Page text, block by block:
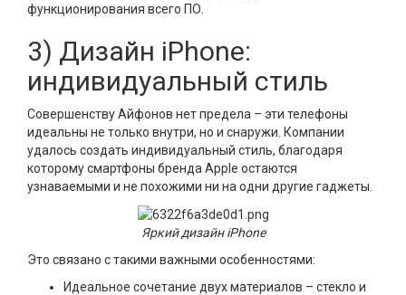
функционирования всего ПО.
3) Дизайн iPhone:
индивидуальный стиль
Совершенству Айфонов нет предела – эти телефоны
идеальны не только внутри, но и снаружи. Компании
удалось создать индивидуальный стиль, благодаря
которому смартфоны бренда Apple остаются
узнаваемыми и не похожими ни на одни другие гаджеты.
Яркий дизайн iPhone
Это связано с такими важными особенностями:
Идеальное сочетание двух материалов – стекло и